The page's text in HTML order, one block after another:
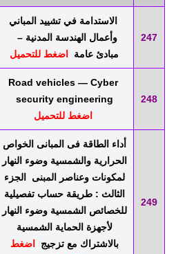
247
الاستدامة في تشييد المباني
وأعمال الهندسة المدنية –
مبادئ عامة
اضغط للتحميل
248
Road vehicles — Cyber
security engineering
اضغط للتحميل
249
أداء الطاقة فى المبانى الخواص
الحرارية والشمسية وضوء النهار
لمكونات وعناصر المبنى الجزء
الثالث : طريقة حساب تفصيلية
للخصائص الشمسية وضوء النهار
لأجهزة الحماية الشمسية
بالاشتراك مع تزجيج
اضغط